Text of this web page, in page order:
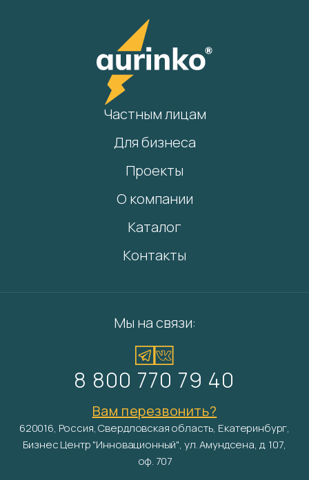
Частным лицам
Для бизнеса
Проекты
О компании
Каталог
Контакты
Мы на связи:
8 800 770 79 40
Вам перезвонить?
620016, Россия, Свердловская область, Екатеринбург,
Бизнес Центр "Инновационный", ул. Амундсена, д. 107,
оф. 707